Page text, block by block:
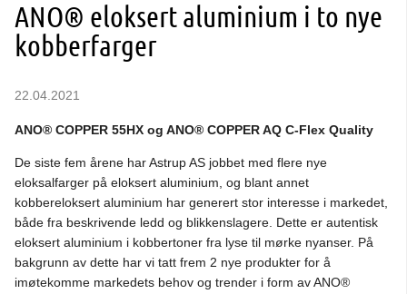
ANO® eloksert aluminium i to nye
kobberfarger
22.04.2021
ANO® COPPER 55HX og ANO® COPPER AQ C-Flex Quality
De siste fem årene har Astrup AS jobbet med flere nye
eloksalfarger på eloksert aluminium, og blant annet
kobbereloksert aluminium har generert stor interesse i markedet,
både fra beskrivende ledd og blikkenslagere. Dette er autentisk
eloksert aluminium i kobbertoner fra lyse til mørke nyanser. På
bakgrunn av dette har vi tatt frem 2 nye produkter for å
imøtekomme markedets behov og trender i form av ANO®